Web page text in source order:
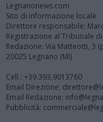
Legnanonews.com
Sito di informazione locale
Direttore responsabile:
Registrazione al Tribunale
Redazione: Via Matteotti, 3
20025 Legnano (MI)
Cell.: +39.393.9013760
Email Direzione:
Email Redazione:
Pubblicità: